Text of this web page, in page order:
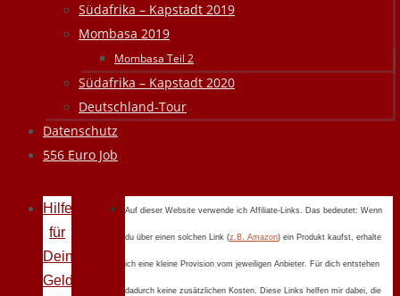
Südafrika – Kapstadt 2019
Mombasa 2019
Mombasa Teil 2
Südafrika – Kapstadt 2020
Deutschland-Tour
Datenschutz
556 Euro Job
Hilfe
für
Deine
Geldprobleme
Auf dieser Website verwende ich Affiliate-Links. Das bedeutet: Wenn
du über einen solchen Link (z.B. Amazon) ein Produkt kaufst, erhalte
ich eine kleine Provision vom jeweiligen Anbieter. Für dich entstehen
dadurch keine zusätzlichen Kosten. Diese Links helfen mir dabei, die